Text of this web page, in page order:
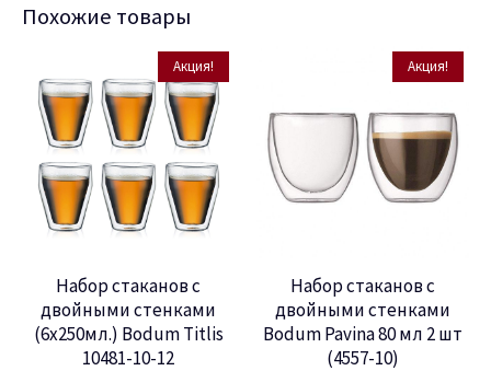
Похожие товары
Акция!
Набор стаканов с
двойными стенками
(6х250мл.) Bodum Titlis
10481-10-12
Акция!
Набор стаканов с
двойными стенками
Bodum Pavina 80 мл 2 шт
(4557-10)